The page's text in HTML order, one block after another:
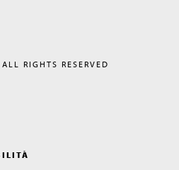
ALL RIGHTS RESERVED